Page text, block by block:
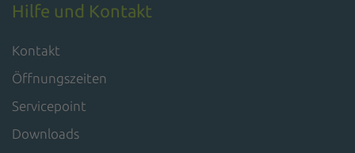
Hilfe und Kontakt
Kontakt
Öffnungszeiten
Servicepoint
Downloads